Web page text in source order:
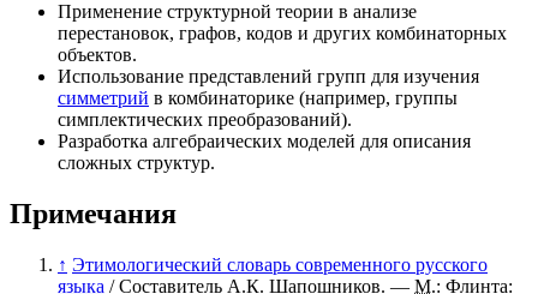
Применение структурной теории в анализе
перестановок, графов, кодов и других комбинаторных
объектов.
Использование представлений групп для изучения
симметрий в комбинаторике (например, группы
симплектических преобразований).
Разработка алгебраических моделей для описания
сложных структур.
Примечания
↑ Этимологический словарь современного русского
языка / Составитель А.К. Шапошников. — М.: Флинта: